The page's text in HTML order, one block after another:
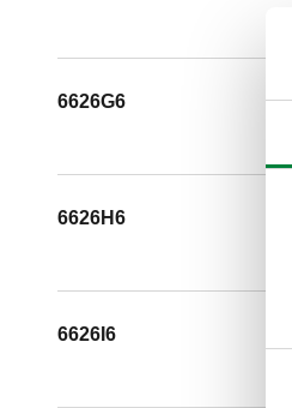
6626G6
6626H6
6626I6